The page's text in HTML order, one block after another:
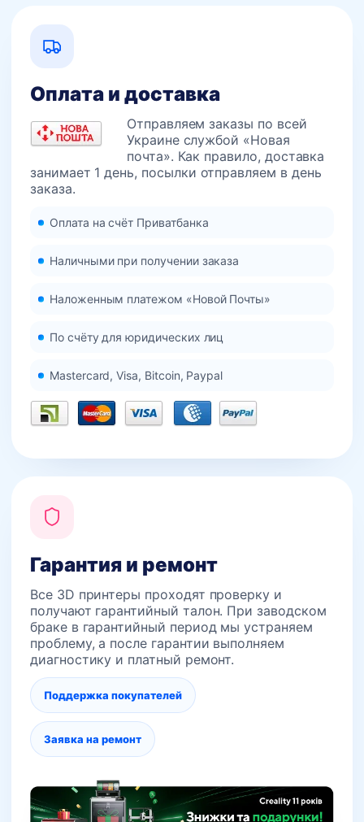
Оплата и доставка
Отправляем заказы по всей
Украине службой «Новая
почта». Как правило, доставка
занимает 1 день, посылки отправляем в день
заказа.
Оплата на счёт Приватбанка
Наличными при получении заказа
Наложенным платежом «Новой Почты»
По счёту для юридических лиц
Mastercard, Visa, Bitcoin, Paypal
Гарантия и ремонт
Все 3D принтеры проходят проверку и
получают гарантийный талон. При заводском
браке в гарантийный период мы устраняем
проблему, а после гарантии выполняем
диагностику и платный ремонт.
Поддержка покупателей
Заявка на ремонт